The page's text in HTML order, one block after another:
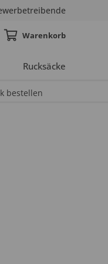
Rucksäcke
bestellen